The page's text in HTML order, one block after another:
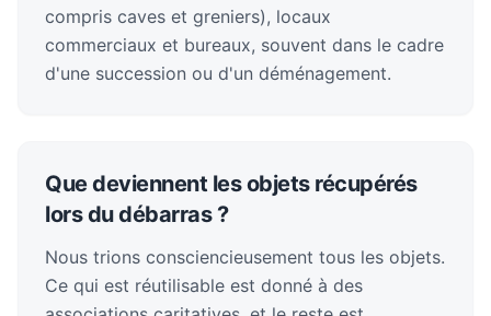
compris caves et greniers), locaux
commerciaux et bureaux, souvent dans le cadre
d'une succession ou d'un déménagement.
Que deviennent les objets récupérés
lors du débarras ?
Nous trions consciencieusement tous les objets.
Ce qui est réutilisable est donné à des